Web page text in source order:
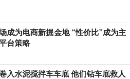
成为电商新掘金地 “性价比”成为主
台策略
入水泥搅拌车车底 他们钻车底救人